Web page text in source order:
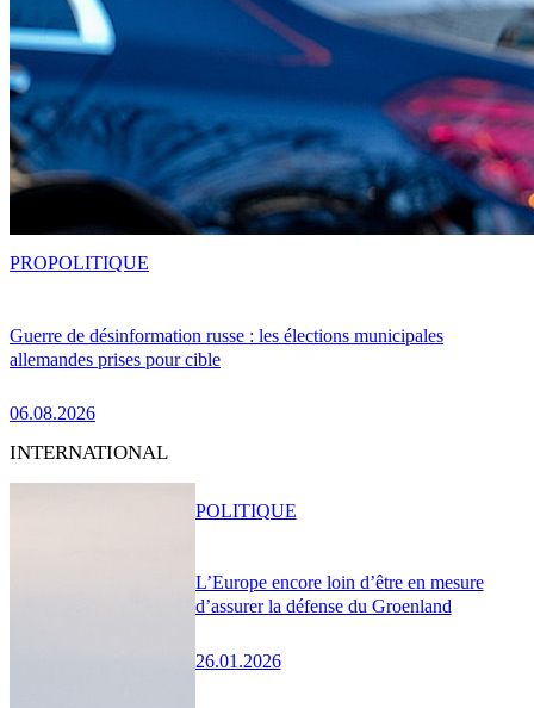
Guerre de désinformation russe : les élections municipales
allemandes prises pour cible
06.08.2026
PROPOLITIQUE
INTERNATIONAL
L’Europe encore loin d’être en mesure
d’assurer la défense du Groenland
26.01.2026
POLITIQUE